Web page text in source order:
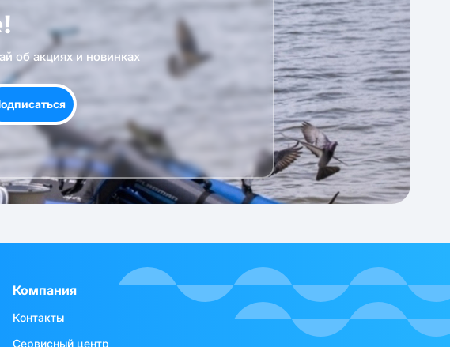
об акциях и новинках
Компания
Контакты
Сервисный центр